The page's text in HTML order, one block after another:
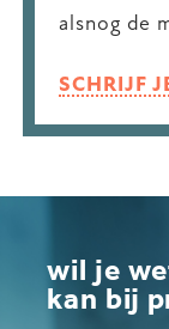
alsnog de
SCHRIJF
wil je
kan bij